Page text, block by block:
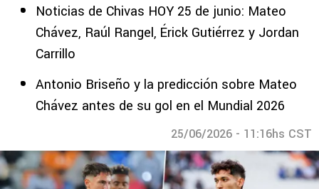
Noticias de Chivas HOY 25 de junio: Mateo
Chávez, Raúl Rangel, Érick Gutiérrez y Jordan
Carrillo
Antonio Briseño y la predicción sobre Mateo
Chávez antes de su gol en el Mundial 2026
25/06/2026 - 11:16hs CST